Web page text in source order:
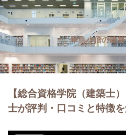
華島小僧の建
【総合資格学院（建築士
士が評判・口コミと特徴